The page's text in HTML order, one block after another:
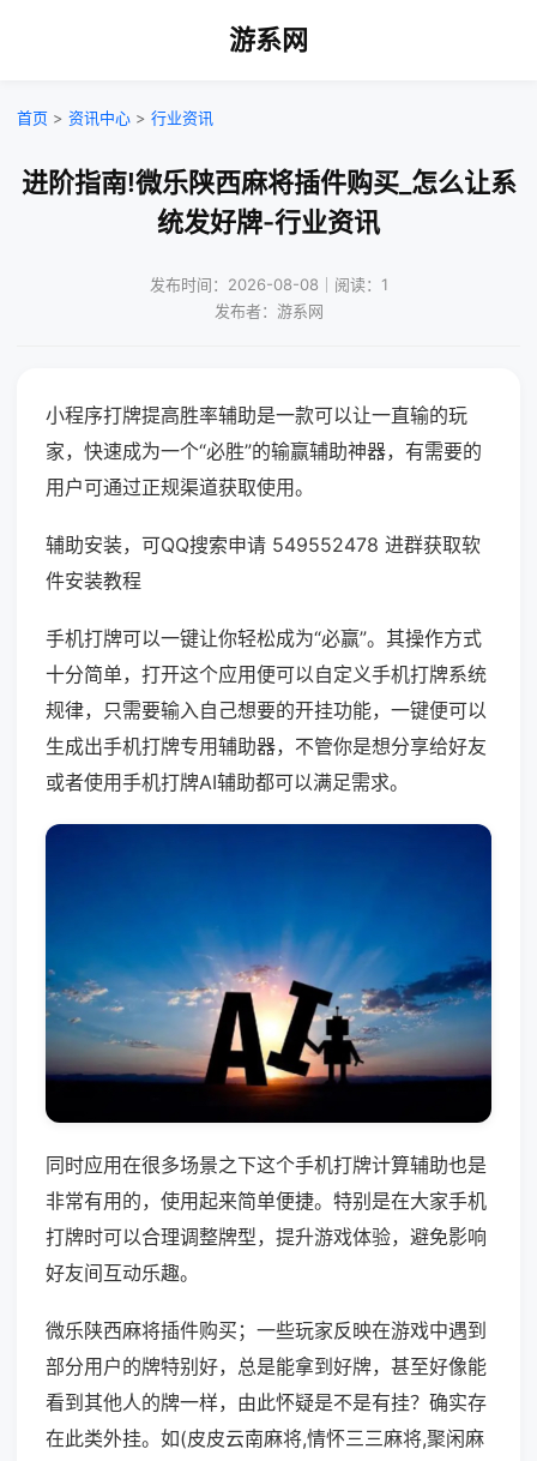
游系网
首页 > 资讯中心 > 行业资讯
进阶指南!微乐陕西麻将插件购买_怎么让系
统发好牌-行业资讯
发布时间：2026-08-08｜阅读：1
发布者：游系网
小程序打牌提高胜率辅助是一款可以让一直输的玩
家，快速成为一个“必胜”的输赢辅助神器，有需要的
用户可通过正规渠道获取使用。
辅助安装，可QQ搜索申请 549552478 进群获取软
件安装教程
手机打牌可以一键让你轻松成为“必赢”。其操作方式
十分简单，打开这个应用便可以自定义手机打牌系统
规律，只需要输入自己想要的开挂功能，一键便可以
生成出手机打牌专用辅助器，不管你是想分享给好友
或者使用手机打牌AI辅助都可以满足需求。
同时应用在很多场景之下这个手机打牌计算辅助也是
非常有用的，使用起来简单便捷。特别是在大家手机
打牌时可以合理调整牌型，提升游戏体验，避免影响
好友间互动乐趣。
微乐陕西麻将插件购买；一些玩家反映在游戏中遇到
部分用户的牌特别好，总是能拿到好牌，甚至好像能
看到其他人的牌一样，由此怀疑是不是有挂？确实存
在此类外挂。如(皮皮云南麻将,情怀三三麻将,聚闲麻